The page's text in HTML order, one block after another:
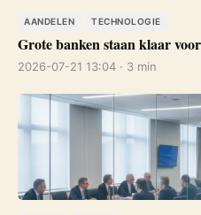
AANDELEN TECHNOLOGIE
Grote banken staan klaar
2026-07-21 13:04 · 3 min